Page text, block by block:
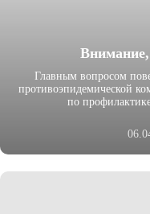
Главным вопросом
противоэпидемической
по